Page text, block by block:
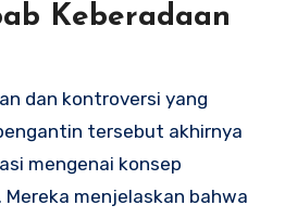
Keberadaan
dan kontroversi yang
tersebut akhirnya
mengenai konsep
Mereka menjelaskan bahwa